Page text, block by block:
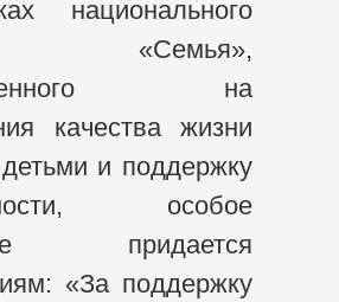
национального
«Семья»,
на
качества жизни
и поддержку
особое
придается
«За поддержку